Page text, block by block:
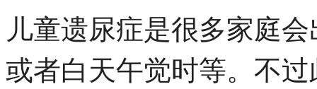
儿童遗尿症是很多家庭
或者白天午觉时等。不